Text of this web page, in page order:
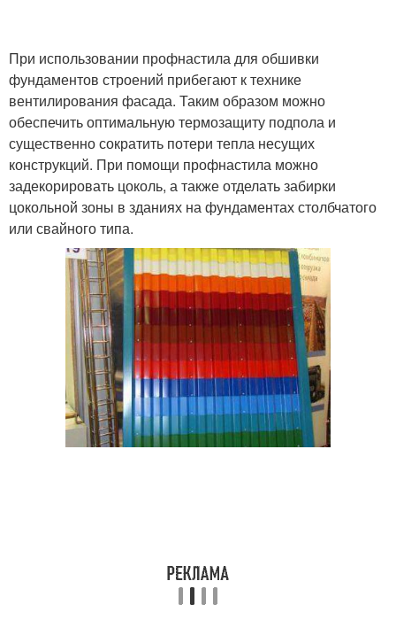
При использовании профнастила для обшивки
фундаментов строений прибегают к технике
вентилирования фасада. Таким образом можно
обеспечить оптимальную термозащиту подпола и
существенно сократить потери тепла несущих
конструкций. При помощи профнастила можно
задекорировать цоколь, а также отделать забирки
цокольной зоны в зданиях на фундаментах столбчатого
или свайного типа.